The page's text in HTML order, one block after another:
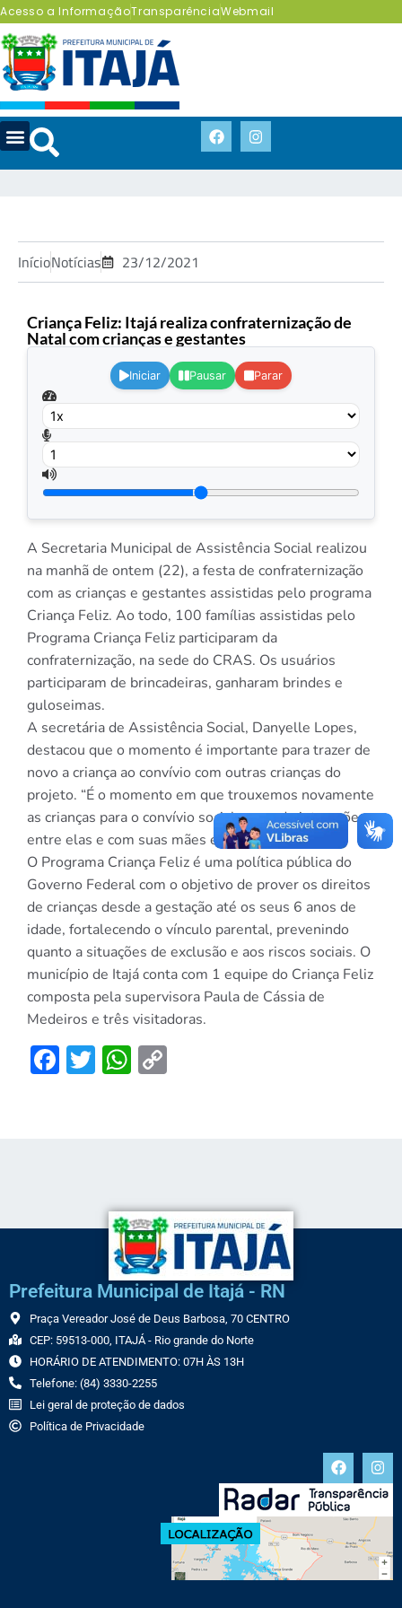
Acesso a InformaçãoTransparênciaWebmail
InícioNotícias 23/12/2021
Criança Feliz: Itajá realiza confraternização de
Natal com crianças e gestantes
Iniciar Pausar Parar
A Secretaria Municipal de Assistência Social realizou
na manhã de ontem (22), a festa de confraternização
com as crianças e gestantes assistidas pelo programa
Criança Feliz. Ao todo, 100 famílias assistidas pelo
Programa Criança Feliz participaram da
confraternização, na sede do CRAS. Os usuários
participaram de brincadeiras, ganharam brindes e
guloseimas.
A secretária de Assistência Social, Danyelle Lopes,
destacou que o momento é importante para trazer de
novo a criança ao convívio com outras crianças do
projeto. “É o momento em que trouxemos novamente
as crianças para o convívio social, gerando interações
entre elas e com suas mães e pais”, disse.
O Programa Criança Feliz é uma política pública do
Governo Federal com o objetivo de prover os direitos
de crianças desde a gestação até os seus 6 anos de
idade, fortalecendo o vínculo parental, prevenindo
quanto a situações de exclusão e aos riscos sociais. O
município de Itajá conta com 1 equipe do Criança Feliz
composta pela supervisora Paula de Cássia de
Medeiros e três visitadoras.
Facebook
TwitterWhatsApp
Prefeitura Municipal de Itajá - RN
Praça Vereador José de Deus Barbosa, 70 CENTRO
CEP: 59513-000, ITAJÁ - Rio grande do Norte
HORÁRIO DE ATENDIMENTO: 07H ÀS 13H
Telefone: (84) 3330-2255
Lei geral de proteção de dados
Política de Privacidade